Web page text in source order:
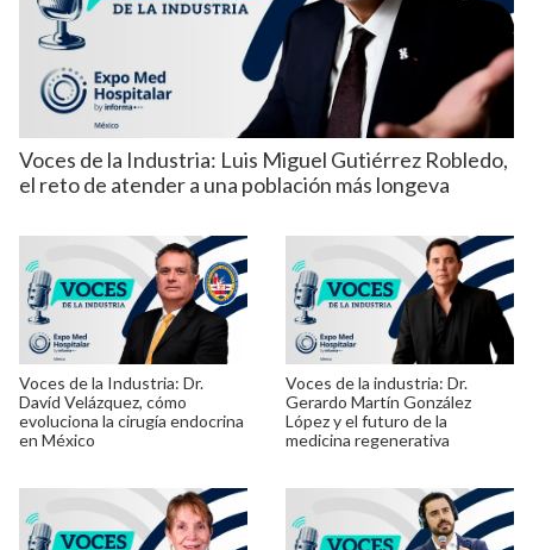
Voces de la Industria: Luis Miguel Gutiérrez Robledo,
el reto de atender a una población más longeva
Voces de la Industria: Dr.
Davíd Velázquez, cómo
evoluciona la cirugía endocrina
en México
Voces de la industria: Dr.
Gerardo Martín González
López y el futuro de la
medicina regenerativa